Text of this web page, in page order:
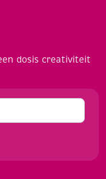
dosis creativiteit